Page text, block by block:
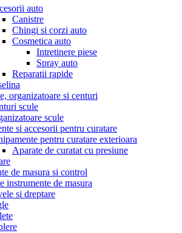
auto
Canistre
Chingi si corzi auto
Cosmetica auto
Intretinere piese
Spray auto
Reparatii rapide
organizatoare si centuri
scule
scule
si accesorii pentru curatare
pentru curatare exterioara
Aparate de curatat cu presiune
de masura si control
instrumente de masura
si dreptare